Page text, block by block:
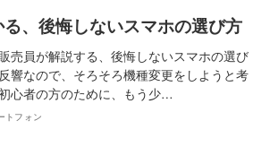
、後悔しないスマホの選び方
売員が解説する、後悔しないスマホの選び
響なので、そろそろ機種変更をしようと考
心者の方のために、もう少…
トフォン